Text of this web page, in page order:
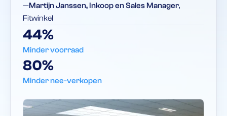
—Martijn Janssen, Inkoop en Sales Manager,
Fitwinkel
44%
Minder voorraad
80%
Minder nee-verkopen